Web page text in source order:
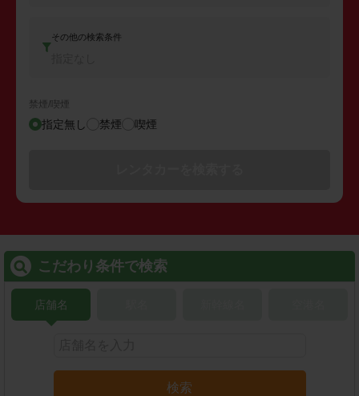
その他の検索条件
禁煙/喫煙
指定無し 禁煙 喫煙
こだわり条件で検索
店舗名
検索